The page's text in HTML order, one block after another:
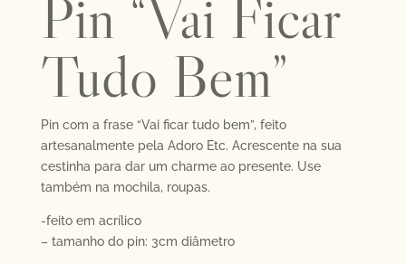
Pin “Vai Ficar
Tudo Bem”
Pin com a frase “Vai ficar tudo bem”, feito
artesanalmente pela Adoro Etc. Acrescente na sua
cestinha para dar um charme ao presente. Use
também na mochila, roupas.
-feito em acrílico
– tamanho do pin: 3cm diâmetro